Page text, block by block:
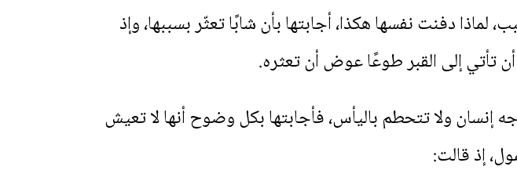
لماذا دفنت نفسها هكذا، أجابتها بأن شابًا تعثّر بسببها، وإذ
تأتي إلى القبر طوعًا عوض أن تعثره.
إنسان ولا تتحطم باليأس، فأجابتها بكل وضوح أنها لا تعيش
إذ قالت: